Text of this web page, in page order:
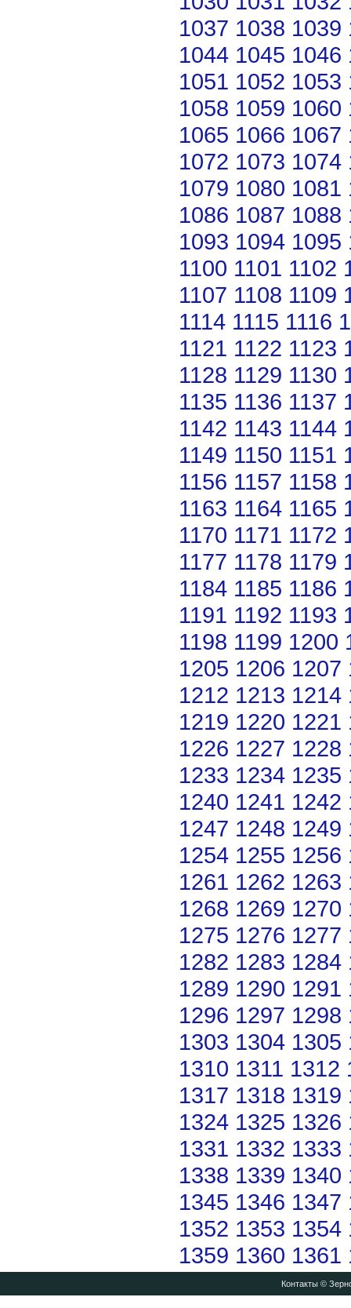
1037 1038 1039
1044 1045 1046
1051 1052 1053
1058 1059 1060
1065 1066 1067
1072 1073 1074
1079 1080 1081
1086 1087 1088
1093 1094 1095
1100 1101 1102
1107 1108 1109
1114 1115 1116
1121 1122 1123
1128 1129 1130
1135 1136 1137
1142 1143 1144
1149 1150 1151
1156 1157 1158
1163 1164 1165
1170 1171 1172
1177 1178 1179
1184 1185 1186
1191 1192 1193
1198 1199 1200
1205 1206 1207
1212 1213 1214
1219 1220 1221
1226 1227 1228
1233 1234 1235
1240 1241 1242
1247 1248 1249
1254 1255 1256
1261 1262 1263
1268 1269 1270
1275 1276 1277
1282 1283 1284
1289 1290 1291
1296 1297 1298
1303 1304 1305
1310 1311 1312
1317 1318 1319
1324 1325 1326
1331 1332 1333
1338 1339 1340
1345 1346 1347
1352 1353 1354
1359 1360 1361
Контакты©